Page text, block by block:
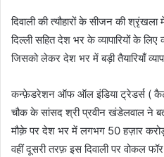
दिवाली की त्यौहारों के सीजन की
दिल्ली सहित देश भर के व्यापारियों के लिए
जिसको लेकर देश भर में बड़ी तैयारियाँ
कन्फ़ेडरेशन ऑफ ऑल इंडिया ट्रेडर्स ( कैट)
चौक के सांसद श्री प्रवीन खंडेलवाल
मौक़े पर देश भर में लगभग 50 हज़ार
वहीं दूसरी तरफ़ इस दिवाली पर वोकल